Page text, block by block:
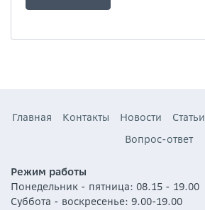
Главная Контакты Новости Статьи
Вопрос-ответ
Режим работы
Понедельник - пятница: 08.15 - 19.00
Суббота - воскресенье: 9.00-19.00